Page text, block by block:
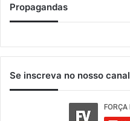
Propagandas
Se inscreva no nosso canal